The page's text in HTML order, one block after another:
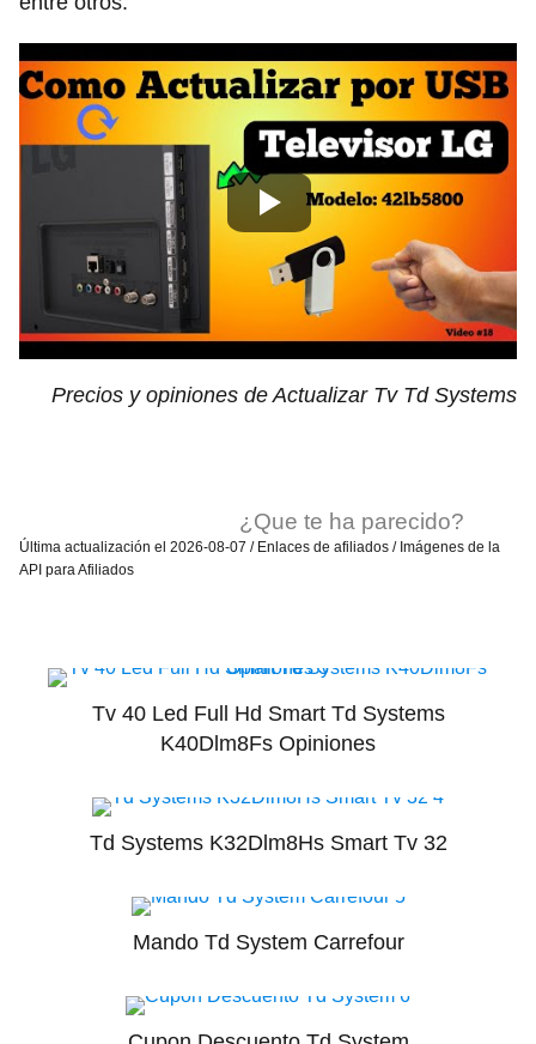
Precios y opiniones de Actualizar Tv Td Systems
¿Que te ha parecido?
Última actualización el 2026-08-07 / Enlaces de afiliados / Imágenes de la
API para Afiliados
Tv 40 Led Full Hd Smart Td Systems
K40Dlm8Fs Opiniones
Td Systems K32Dlm8Hs Smart Tv 32
Mando Td System Carrefour